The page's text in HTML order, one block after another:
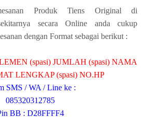
Produk Tiens Original di
secara Online anda cukup
dengan Format sebagai berikut :
(spasi) JUMLAH (spasi) NAMA
LENGKAP (spasi) NO.HP
SMS / WA / Line ke :
085320312785
BB : D28FFFF4